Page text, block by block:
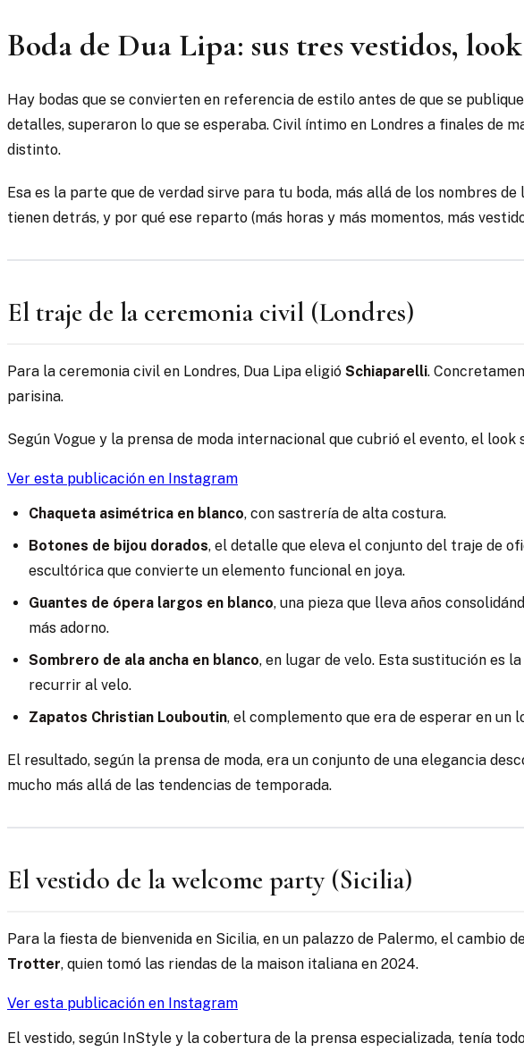
Boda de Dua Lipa: sus tres vestidos,
Hay bodas que se convierten en referencia de estilo antes de que se
detalles, superaron lo que se esperaba. Civil íntimo en Londres a finales de
distinto.
Esa es la parte que de verdad sirve para tu boda, más allá de los nombres
tienen detrás, y por qué ese reparto (más horas y más momentos, más
El traje de la ceremonia civil (Londres)
Para la ceremonia civil en Londres, Dua Lipa eligió Schiaparelli.
parisina.
Según Vogue y la prensa de moda internacional que cubrió el evento, el look
Ver esta publicación en Instagram
Chaqueta asimétrica en blanco, con sastrería de alta costura.
Botones de bijou dorados, el detalle que eleva el conjunto del traje de
escultórica que convierte un elemento funcional en joya.
Guantes de ópera largos en blanco, una pieza que lleva años
más adorno.
Sombrero de ala ancha en blanco, en lugar de velo. Esta sustitución es
recurrir al velo.
Zapatos Christian Louboutin, el complemento que era de esperar en un
El resultado, según la prensa de moda, era un conjunto de una elegancia
mucho más allá de las tendencias de temporada.
El vestido de la welcome party (Sicilia)
Para la fiesta de bienvenida en Sicilia, en un palazzo de Palermo, el cambio
Trotter, quien tomó las riendas de la maison italiana en 2024.
Ver esta publicación en Instagram
El vestido, según InStyle y la cobertura de la prensa especializada, tenía